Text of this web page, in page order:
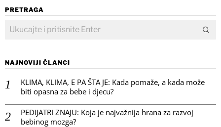
PRETRAGA
NAJNOVIJI ČLANCI
KLIMA, KLIMA, E PA ŠTA JE: Kada pomaže, a kada može
biti opasna za bebe i djecu?
PEDIJATRI ZNAJU: Koja je najvažnija hrana za razvoj
bebinog mozga?